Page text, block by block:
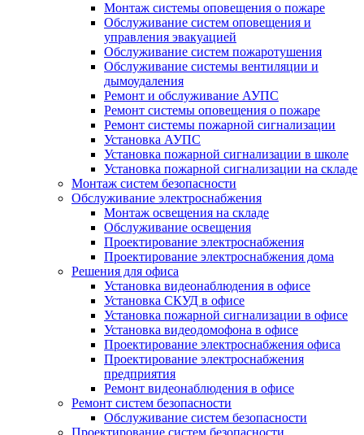
Монтаж системы оповещения о пожаре
Обслуживание систем оповещения и
управления эвакуацией
Обслуживание систем пожаротушения
Обслуживание системы вентиляции и
дымоудаления
Ремонт и обслуживание АУПС
Ремонт системы оповещения о пожаре
Ремонт системы пожарной сигнализации
Установка АУПС
Установка пожарной сигнализации в школе
Установка пожарной сигнализации на складе
Монтаж систем безопасности
Обслуживание электроснабжения
Монтаж освещения на складе
Обслуживание освещения
Проектирование электроснабжения
Проектирование электроснабжения дома
Решения для офиса
Установка видеонаблюдения в офисе
Установка СКУД в офисе
Установка пожарной сигнализации в офисе
Установка видеодомофона в офисе
Проектирование электроснабжения офиса
Проектирование электроснабжения
предприятия
Ремонт видеонаблюдения в офисе
Ремонт систем безопасности
Обслуживание систем безопасности
Проектирование систем безопасности